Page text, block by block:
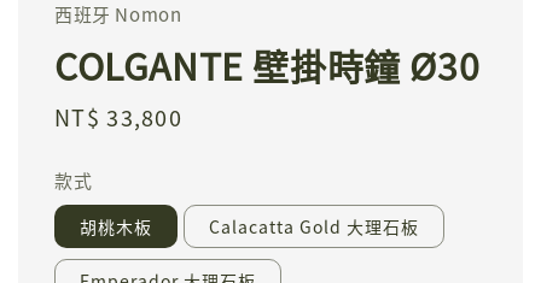
西班牙 Nomon
COLGANTE 壁掛時鐘 Ø30
Regular
NT$ 33,800
款式
胡桃木板 Calacatta Gold 大理石板